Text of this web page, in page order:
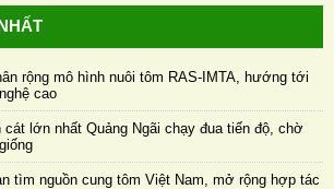
rộng mô hình nuôi tôm RAS-IMTA, hướng tới
cao
cát lớn nhất Quảng Ngãi chạy đua tiến độ, chờ
tìm nguồn cung tôm Việt Nam, mở rộng hợp tác